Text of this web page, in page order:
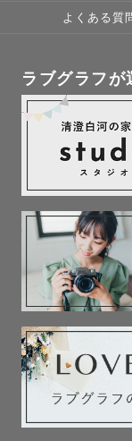
よくある質
ラブグラフが